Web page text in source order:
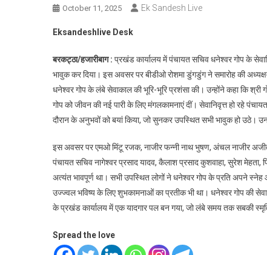
October 11, 2025 Ek Sandesh Live
Eksandeshlive Desk
बरकट्ठा/हजारीबाग : प्रखंड कार्यालय में पंचायत सचिव धनेश्वर गोप के
भावुक कर दिया। इस अवसर पर बीडीओ रोशमा डुंगडुंग ने समारोह की
धनेश्वर गोप के लंबे सेवाकाल की भूरि-भूरि प्रशंसा की। उन्होंने कहा कि श्री
गोप को जीवन की नई पारी के लिए मंगलकामनाएं दीं। सेवानिवृत्त हो रहे
दौरान के अनुभवों को बयां किया, जो सुनकर उपस्थित सभी भावुक हो उठे।
इस अवसर पर एमओ मिंटू रजक, नाजीर फन्नी नाथ भुषण, अंचल नाजीर
पंचायत सचिव नागेश्वर प्रसाद यादव, कैलाश प्रसाद कुशवाहा, सुरेश मेहता,
अत्यंत भावपूर्ण था। सभी उपस्थित लोगों ने धनेश्वर गोप के प्रति अपने
उज्ज्वल भविष्य के लिए शुभकामनाओं का प्रतीक भी था। धनेश्वर गोप की
के प्रखंड कार्यालय में एक यादगार पल बन गया, जो लंबे समय तक सबकी
Spread the love